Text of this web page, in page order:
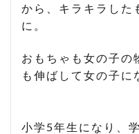
から、キラキラした
に。
おもちゃも女の子の
も伸ばして女の子に
小学5年生になり、